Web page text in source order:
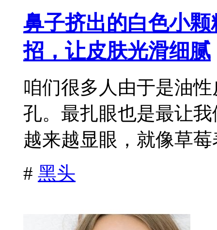
鼻子挤出的白色小
招，让皮肤光滑细腻
咱们很多人由于是油
孔。最扎眼也是最让
越来越显眼，就像草
# 黑头